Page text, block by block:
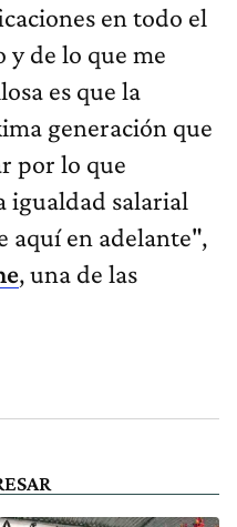
en todo el
y de lo que me
es que la
generación que
por lo que
igualdad salarial
aquí en adelante",
, una de las